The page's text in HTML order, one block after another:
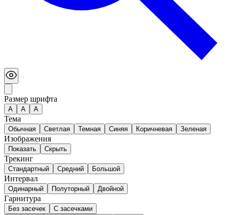
Размер шрифта
А A A
Тема
Обычная Светлая Темная Синяя Коричневая Зеленая
Изображения
Показать Скрыть
Трекинг
Стандартный Средний Большой
Интервал
Одинарный Полуторный Двойной
Гарнитура
Без засечек
С засечками